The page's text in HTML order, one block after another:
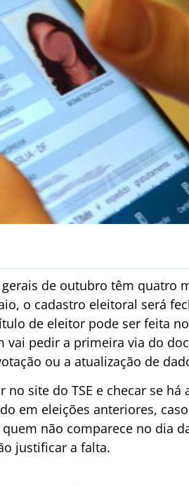
de outubro têm quatro
o cadastro eleitoral será
de eleitor pode ser feita
vai pedir a primeira via do
ou a atualização de
site do TSE e checar se
em eleições anteriores,
não comparece no dia
justificar a falta.